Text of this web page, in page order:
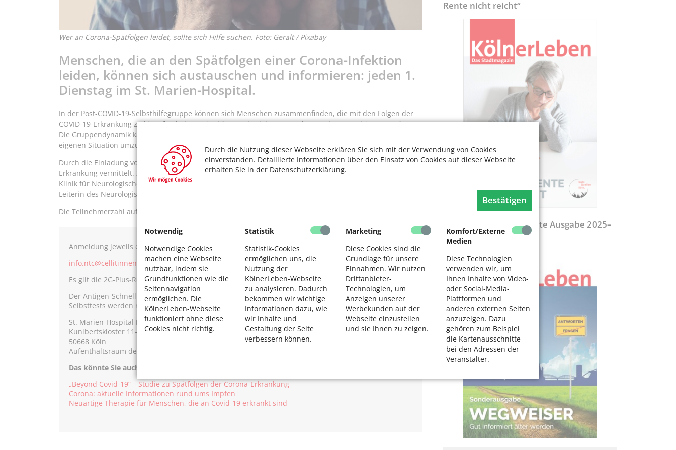
Durch die Nutzung dieser Webseite erklären Sie sich mit der Verwendung von Cookies
einverstanden. Detaillierte Informationen über den Einsatz von Cookies auf dieser Webseite
erhalten Sie in der Datenschutzerklärung.
Bestätigen
Notwendig
Notwendige Cookies
machen eine Webseite
nutzbar, indem sie
Grundfunktionen wie die
Seitennavigation
ermöglichen. Die
KölnerLeben-Webseite
funktioniert ohne diese
Cookies nicht richtig.
Statistik
Statistik-Cookies
ermöglichen uns, die
Nutzung der
KölnerLeben-Webseite
zu analysieren. Dadurch
bekommen wir wichtige
Informationen dazu, wie
wir Inhalte und
Gestaltung der Seite
verbessern können.
Marketing
Diese Cookies sind die
Grundlage für unsere
Einnahmen. Wir nutzen
Drittanbieter-
Technologien, um
Anzeigen unserer
Werbekunden auf der
Webseite einzustellen
und sie Ihnen zu zeigen.
Komfort/Externe
Medien
Diese Technologien
verwenden wir, um
Ihnen Inhalte von Video-
oder Social-Media-
Plattformen und
anderen externen Seiten
anzuzeigen. Dazu
gehören zum Beispiel
die Kartenausschnitte
bei den Adressen der
Veranstalter.
Wer an Corona-Spätfolgen leidet, sollte sich Hilfe suchen. Foto: Geralt / Pixabay
Menschen, die an den Spätfolgen einer Corona-Infektion
leiden, können sich austauschen und informieren: jeden 1.
Dienstag im St. Marien-Hospital.
In der Post-COVID-19-Selbsthilfegruppe können sich Menschen zusammenfinden, die mit den Folgen der
COVID-19-Erkrankung zu kämpfen haben. Hier können sie sich austauschen und gegenseitig unterstützen.
Die Gruppendynamik kann sich positiv auf jeden Einzelnen entfalten und trägt dazu bei, besser mit der
eigenen Situation umzugehen. Die Verbundenheit stärkt, trägt, unterstützt, tröstet und motiviert.
Durch die Einladung von Experten zu den Treffen werden weitere Informationen zu der noch neuen
Erkrankung vermittelt. Zum Auftakt werden die ersten drei Treffen von Dr. Pantea Pape, Chefärztin der
Klinik für Neurologische und Fachübergreifende Frührehabilitation am St. Marien-Hospital und Ärztliche
Leiterin des Neurologischen Therapiecentrums Köln, begleitet.
Die Teilnehmerzahl auf ist maximal 15 Personen begrenzt.
Anmeldung jeweils eine Woche vor dem Termin erforderlich!
info.ntc@cellitinnen.deoder Tel 0221 / 1629-7030
Es gilt die 2G-Plus-Regelung.
Der Antigen-Schnelltest darf maximal 24 Stunden, ein PCR-Test maximal 48 Stunden her sein.
Selbsttests werden nicht akzeptiert. Die Überprüfung erfolgt an der Pforte des St. Marien-Hospitals.
St. Marien-Hospital Köln
Kunibertskloster 11-13,
50668 Köln
Aufenthaltsraum des NTC (2. Obergeschoss)
Das könnte Sie auch interessieren:
„Beyond Covid-19” – Studie zu Spätfolgen der Corona-Erkrankung
Corona: aktuelle Informationen rund ums Impfen
Neuartige Therapie für Menschen, die an Covid-19 erkrankt sind
Rente nicht reicht“
Wegweiser - Aktualisierte Ausgabe 2025–
2027